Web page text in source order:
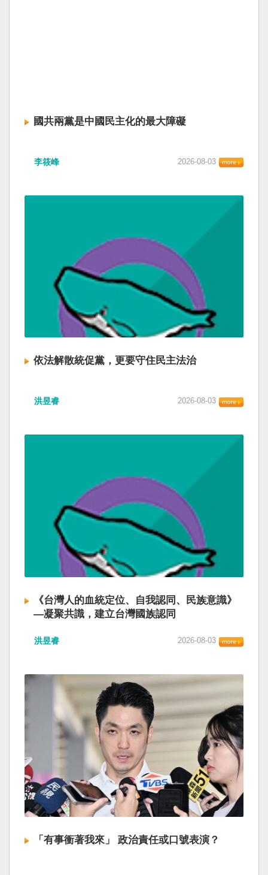
國共兩黨是中國民主化的最大障礙
李筱峰 2026-08-03
依法解散統促黨，更要守住民主法治
洪昱睿 2026-08-03
《台灣人的血統定位、自我認同、民族意識》
—凝聚共識，建立台灣國族認同
洪昱睿 2026-08-03
「有事衝著我來」 政治責任或口號表演？